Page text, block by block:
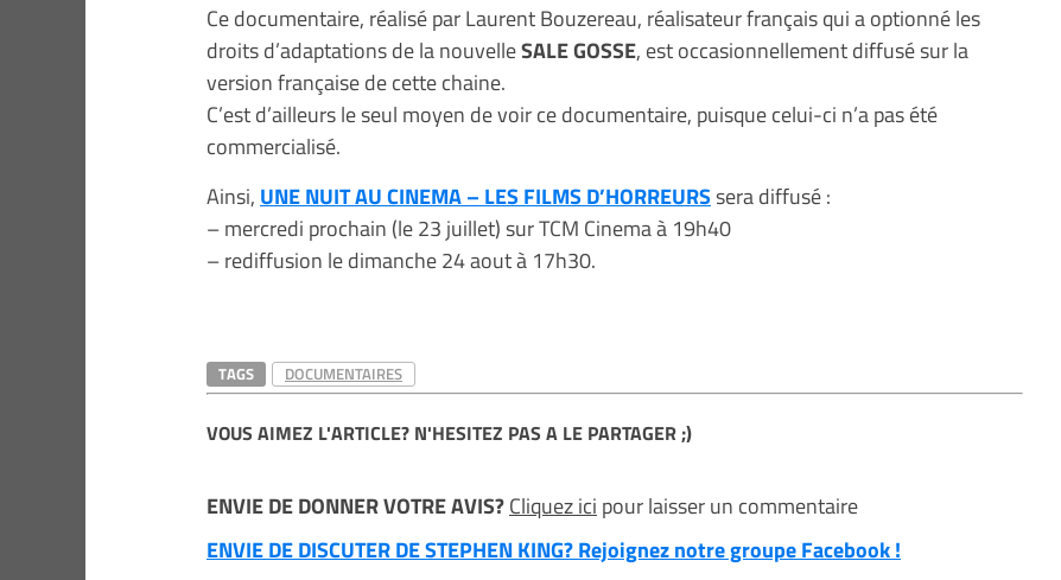
Ce documentaire, réalisé par Laurent Bouzereau, réalisateur français qui a optionné les
droits d’adaptations de la nouvelleSALE GOSSE, est occasionnellement diffusé sur la
version française de cette chaine.
C’est d’ailleurs le seul moyen de voir ce documentaire, puisque celui-ci n’a pas été
commercialisé.
Ainsi, UNE NUIT AU CINEMA – LES FILMS D’HORREURSsera diffusé :
– mercredi prochain (le 23 juillet) sur TCM Cinema à 19h40
– rediffusion le dimanche 24 aout à 17h30.
TAGS DOCUMENTAIRES
VOUS AIMEZ L'ARTICLE? N'HESITEZ PAS A LE PARTAGER ;)
ENVIE DE DONNER VOTRE AVIS?Cliquez ici pour laisser un commentaire
ENVIE DE DISCUTER DE STEPHEN KING? Rejoignez notre groupe Facebook !